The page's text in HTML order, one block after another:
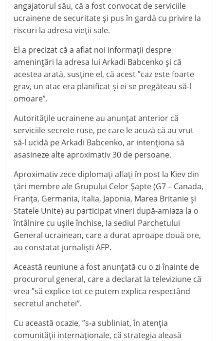
angajatorul său, că a fost convocat de serviciile
ucrainene de securitate şi pus în gardă cu privire la
riscuri la adresa vieţii sale.
El a precizat că a aflat noi informaţii despre
ameninţări la adresa lui Arkadi Babcenko şi că
acestea arată, susţine el, că acest ”caz este foarte
grav, un atac era planificat şi ei se pregăteau să-l
omoare”.
Autorităţile ucrainene au anunţat anterior că
serviciile secrete ruse, pe care le acuză că au vrut
să-l ucidă pe Arkadi Babcenko, ar intenţiona să
asasineze alte aproximativ 30 de persoane.
Aproximativ zece diplomaţi aflaţi în post la Kiev din
ţări membre ale Grupului Celor Şapte (G7 – Canada,
Franţa, Germania, Italia, Japonia, Marea Britanie şi
Statele Unite) au participat vineri după-amiaza la o
întâlnire cu uşile închise, la sediul Parchetului
General ucrainean, care a durat aproape două ore,
au constatat jurnalişti AFP.
Această reuniune a fost anunţată cu o zi înainte de
procurorul general, care a declarat la televiziune că
vrea ”să explice tot ce putem explica respectând
secretul anchetei”.
Cu această ocazie, ”s-a subliniat, în atenţia
comunităţii internaţionale, că strategia aleasă